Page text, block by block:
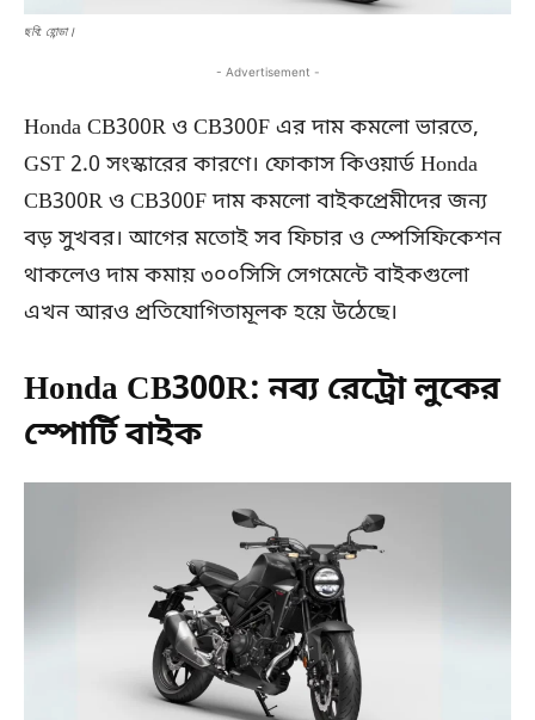
ছবি: হোন্ডা।
- Advertisement -
Honda CB300R ও CB300F এর দাম কমলো ভারতে,
GST 2.0 সংস্কারের কারণে। ফোকাস কিওয়ার্ড Honda
CB300R ও CB300F দাম কমলো বাইকপ্রেমীদের জন্য
বড় সুখবর। আগের মতোই সব ফিচার ও স্পেসিফিকেশন
থাকলেও দাম কমায় ৩০০সিসি সেগমেন্টে বাইকগুলো
এখন আরও প্রতিযোগিতামূলক হয়ে উঠেছে।
Honda CB300R: নব্য রেট্রো লুকের
স্পোর্টি বাইক